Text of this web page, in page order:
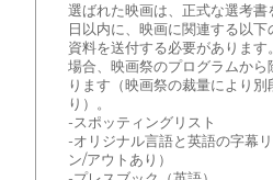
選ばれた映画は、正式な選考書
日以内に、映画に関連する以
資料を送付する必要がありま
場合、映画祭のプログラムから
ります（映画祭の裁量により別
り）。
-スポッティングリスト
-オリジナル言語と英語の字幕
ン/アウトあり）